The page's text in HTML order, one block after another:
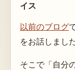
イス
以前のブログ
をお話しました
そこで「自分